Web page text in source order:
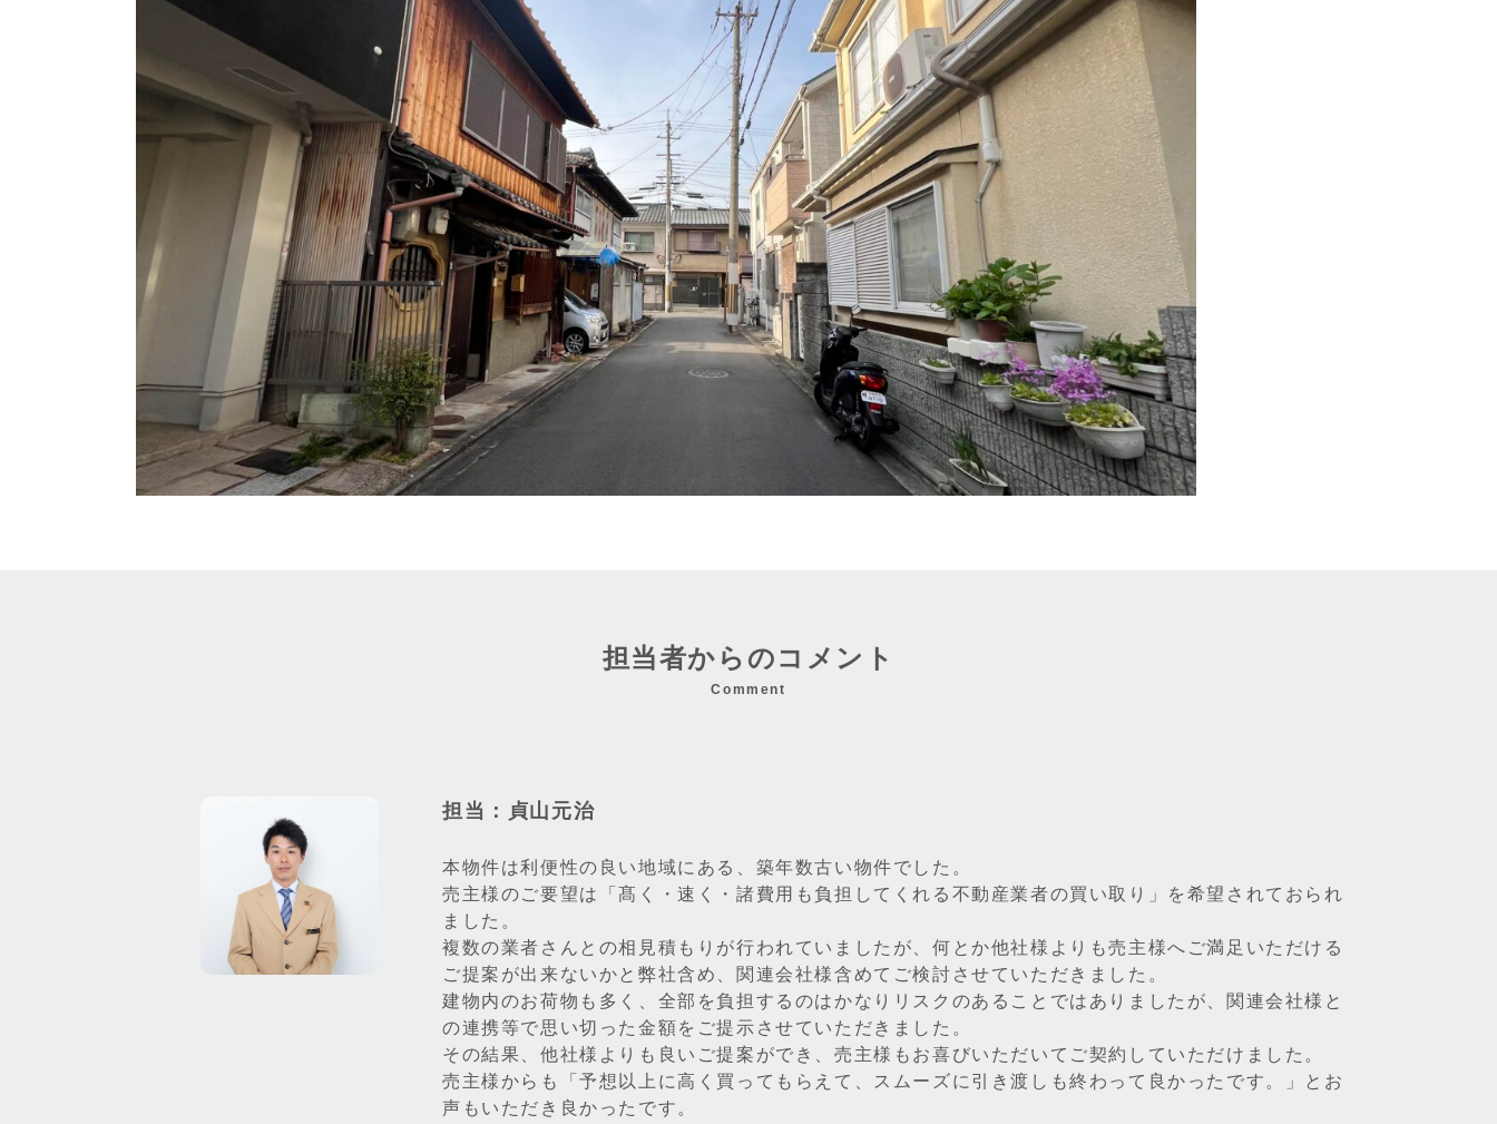
担当者からのコメント
Comment
担当：貞山元治
本物件は利便性の良い地域にある、築年数古い物件でした。
売主様のご要望は「髙く・速く・諸費用も負担してくれる不動産業者の買い取り」を希望されておられ
ました。
複数の業者さんとの相見積もりが行われていましたが、何とか他社様よりも売主様へご満足いただける
ご提案が出来ないかと弊社含め、関連会社様含めてご検討させていただきました。
建物内のお荷物も多く、全部を負担するのはかなりリスクのあることではありましたが、関連会社様と
の連携等で思い切った金額をご提示させていただきました。
その結果、他社様よりも良いご提案ができ、売主様もお喜びいただいてご契約していただけました。
売主様からも「予想以上に高く買ってもらえて、スムーズに引き渡しも終わって良かったです。」とお
声もいただき良かったです。